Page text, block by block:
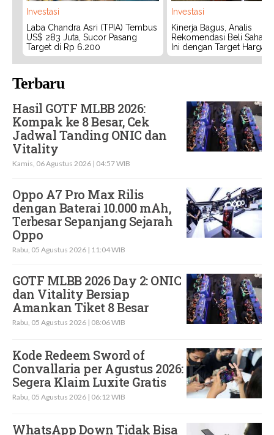
Investasi
Laba Chandra Asri (TPIA) Tembus
US$ 283 Juta, Sucor Pasang
Target di Rp 6.200
Investasi
Kinerja Bagus, Analis
Rekomendasi Beli Saham
Ini dengan Target Harga
Terbaru
Hasil GOTF MLBB 2026:
Kompak ke 8 Besar, Cek
Jadwal Tanding ONIC dan
Vitality
Kamis, 06 Agustus 2026 | 04:57 WIB
Oppo A7 Pro Max Rilis
dengan Baterai 10.000 mAh,
Terbesar Sepanjang Sejarah
Oppo
Rabu, 05 Agustus 2026 | 11:04 WIB
GOTF MLBB 2026 Day 2: ONIC
dan Vitality Bersiap
Amankan Tiket 8 Besar
Rabu, 05 Agustus 2026 | 08:06 WIB
Kode Redeem Sword of
Convallaria per Agustus 2026:
Segera Klaim Luxite Gratis
Rabu, 05 Agustus 2026 | 06:12 WIB
WhatsApp Down Tidak Bisa